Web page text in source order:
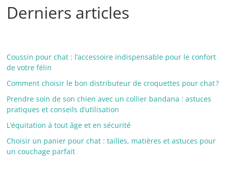
Derniers articles
Coussin pour chat : l’accessoire indispensable pour le confort
de votre félin
Comment choisir le bon distributeur de croquettes pour chat ?
Prendre soin de son chien avec un collier bandana : astuces
pratiques et conseils d’utilisation
L’équitation à tout âge et en sécurité
Choisir un panier pour chat : tailles, matières et astuces pour
un couchage parfait